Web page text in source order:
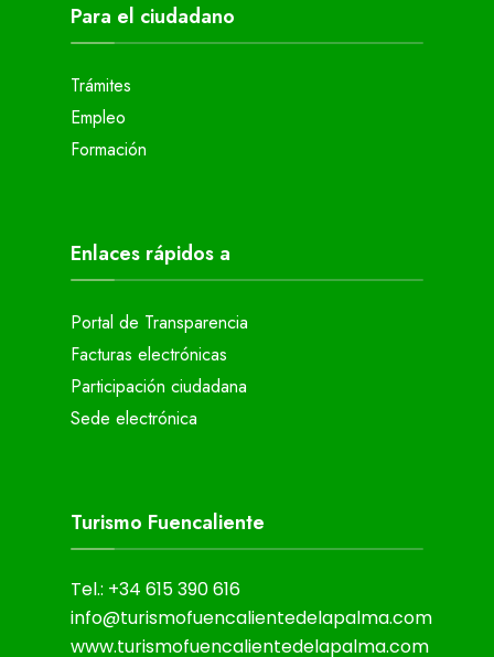
Para el ciudadano
Trámites
Empleo
Formación
Enlaces rápidos a
Portal de Transparencia
Facturas electrónicas
Participación ciudadana
Sede electrónica
Turismo Fuencaliente
Tel.: +34 615 390 616
info@turismofuencalientedelapalma.com
www.turismofuencalientedelapalma.com